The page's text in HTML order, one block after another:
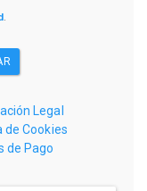
Legal
de Cookies
de Pago